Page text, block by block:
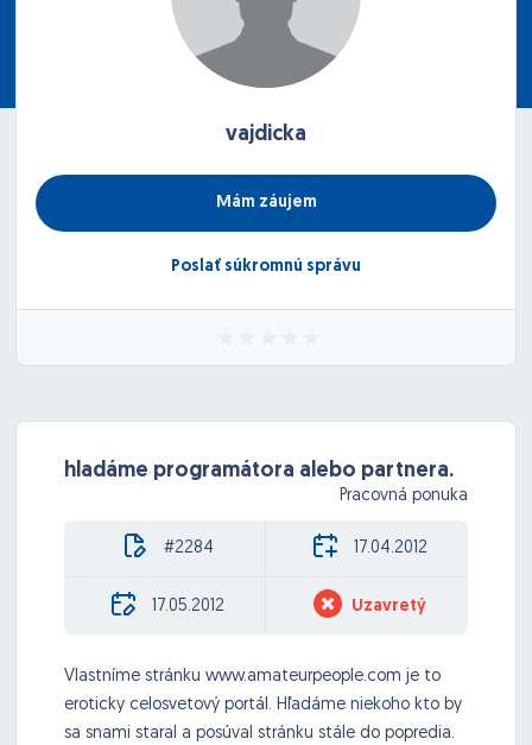
vajdicka
Mám záujem
Poslať súkromnú správu
hladáme programátora alebo partnera.
Pracovná ponuka
#2284 17.04.2012
17.05.2012 Uzavretý
Vlastníme stránku www.amateurpeople.com je to
eroticky celosvetový portál. Hľadáme niekoho kto by
sa snami staral a posúval stránku stále do popredia.